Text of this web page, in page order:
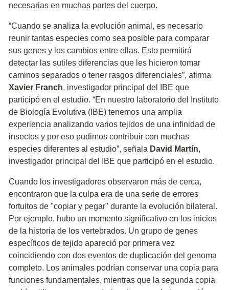
necesarias en muchas partes del cuerpo.
“Cuando se analiza la evolución animal, es necesario
reunir tantas especies como sea posible para comparar
sus genes y los cambios entre ellas. Esto permitirá
detectar las sutiles diferencias que les hicieron tomar
caminos separados o tener rasgos diferenciales”, afirma
Xavier Franch, investigador principal del IBE que
participó en el estudio. “En nuestro laboratorio del Instituto
de Biología Evolutiva (IBE) tenemos una amplia
experiencia analizando varios tejidos de una infinidad de
insectos y por eso pudimos contribuir con muchas
especies diferentes al estudio”, señala David Martín,
investigador principal del IBE que participó en el estudio.
Cuando los investigadores observaron más de cerca,
encontraron que la culpa era de una serie de errores
fortuitos de "copiar y pegar" durante la evolución bilateral.
Por ejemplo, hubo un momento significativo en los inicios
de la historia de los vertebrados. Un grupo de genes
específicos de tejido apareció por primera vez
coincidiendo con dos eventos de duplicación del genoma
completo. Los animales podrían conservar una copia para
funciones fundamentales, mientras que la segunda copia